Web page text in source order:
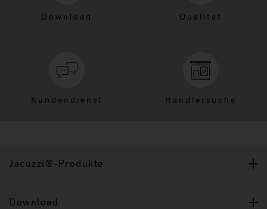
Download Qualität
Kundendienst Händlersuche
Jacuzzi®-Produkte
Download